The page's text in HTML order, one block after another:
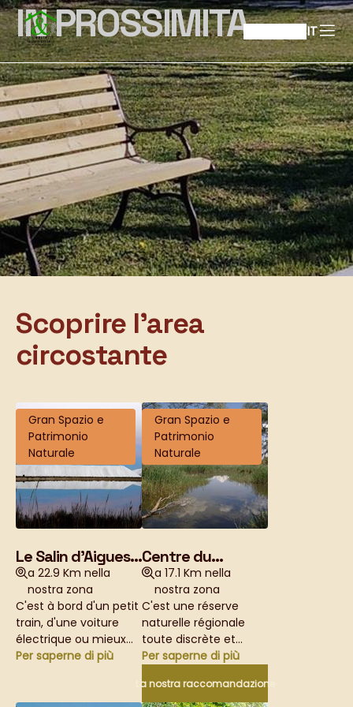
IT
IN PROSSIMITA
Scoprire l'area
circostante
Gran Spazio e
Patrimonio
Naturale
Le Salin d'Aigues-
Mortes
a 22.9 Km nella
nostra zona
C'est à bord d'un petit
train, d'une voiture
électrique ou mieux
encore, à vélo que l'on
Per saperne di più
Gran Spazio e
Patrimonio
Naturale
Centre du
Scamandre
a 17.1 Km nella
nostra zona
C'est une réserve
naturelle régionale
toute discrète et
pourtant
hérons arboricoles et
Per saperne di più
La nostra raccomandazione